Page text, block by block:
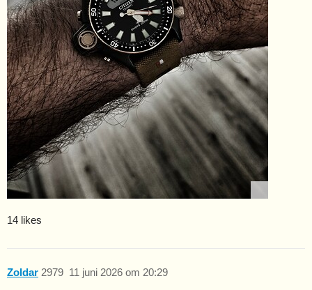
14 likes
Zoldar 11 juni 2026 om 20:29
2979